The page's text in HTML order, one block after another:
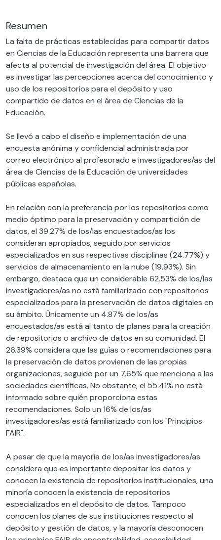
Resumen
La falta de prácticas establecidas para compartir datos
en Ciencias de la Educación representa una barrera que
afecta al potencial de investigación del área. El objetivo
es investigar las percepciones acerca del conocimiento y
uso de los repositorios para el depósito y uso
compartido de datos en el área de Ciencias de la
Educación.
Se llevó a cabo el diseño e implementación de una
encuesta anónima y confidencial administrada por
correo electrónico al profesorado e investigadores/as del
área de Ciencias de la Educación de universidades
públicas españolas.
En relación con la preferencia por los repositorios como
medio óptimo para la preservación y compartición de
datos, el 39.27% de los/las encuestados/as los
consideran apropiados, seguido por servicios
especializados en sus respectivas disciplinas (24.77%) y
servicios de almacenamiento en la nube (19.93%). Sin
embargo, destaca que un considerable 62.53% de los/las
investigadores/as no está familiarizado con repositorios
especializados para la preservación de datos digitales en
su ámbito. Únicamente un 4.87% de los/as
encuestados/as está al tanto de planes para la creación
de repositorios o archivo de datos en su comunidad. El
26.39% considera que las guías o recomendaciones para
la preservación de datos provienen de las propias
organizaciones, seguido por un 7.65% que menciona a las
sociedades científicas. No obstante, el 55.41% no está
informado sobre quién proporciona estas
recomendaciones. Solo un 16% de los/as
investigadores/as está familiarizado con los "Principios
FAIR".
A pesar de que la mayoría de los/as investigadores/as
considera que es importante depositar los datos y
conocen la existencia de repositorios institucionales, una
minoría conocen la existencia de repositorios
especializados en el depósito de datos. Tampoco
conocen los planes de sus instituciones respecto al
depósito y gestión de datos, y la mayoría desconocen